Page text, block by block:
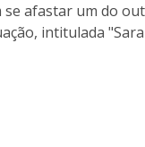
se afastar um do
intitulada